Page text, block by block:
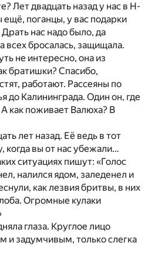
Лет двадцать назад у нас в Н-
поганцы, у вас подарки
нас надо было, да
всех бросалась, защищала.
не интересно, она из
братишки? Спасибо,
работают. Рассеяны по
до Калининграда. Один он, где
как поживает Валюха? В
лет назад. Её ведь в тот
когда вы от нас убежали…
ситуациях пишут: «Голос
налился ядом, заледенел и
как лезвия бритвы, в них
Огромные кулаки
глаза. Круглое лицо
и задумчивым, только слегка